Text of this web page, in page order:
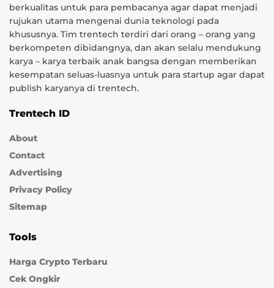
berkualitas untuk para pembacanya agar dapat menjadi
rujukan utama mengenai dunia teknologi pada
khususnya. Tim trentech terdiri dari orang – orang yang
berkompeten dibidangnya, dan akan selalu mendukung
karya – karya terbaik anak bangsa dengan memberikan
kesempatan seluas-luasnya untuk para startup agar dapat
publish karyanya di trentech.
Trentech ID
About
Contact
Advertising
Privacy Policy
Sitemap
Tools
Harga Crypto Terbaru
Cek Ongkir